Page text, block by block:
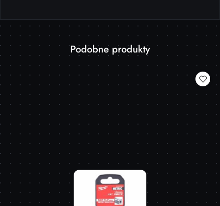
Pomiń karuzelę produktów
Produkty
statusie:
Podobne produkty